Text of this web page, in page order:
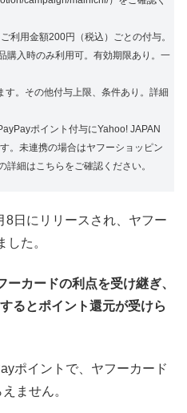
利用金額200円（税込）ごとの付与。
購入時のみ利用可。有効期限あり。一
す。その他付与上限、条件あり。詳細
ポイント付与にYahoo! JAPAN
。未連携の場合はヤフーショッピン
細はこちらをご確認ください。
8日にリリースされ、ヤフー
た。
カードの利点を受け継ぎ、
るとポイント還元が受けら
ポイントで、ヤフーカード
ません。